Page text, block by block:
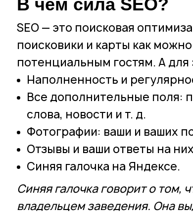
В чем сила SEO?
SEO — это поисковая
поисковики и карты как
потенциальным гостям. А
Наполненность и
Все дополнительные поля:
слова, новости и т. д.
Фотографии: ваши и ваших
Отзывы и ваши ответы на
Синяя галочка на Яндексе.
Синяя галочка говорит о том,
владельцем заведения. Она